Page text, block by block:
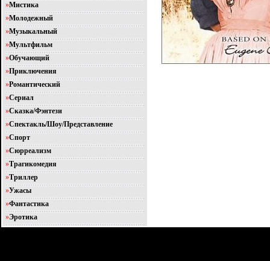
»Мистика
»Молодежный
»Музыкальный
»Мультфильм
»Обучающий
»Приключения
»Романтический
»Сериал
»Сказка/Фэнтези
»Спектакль/Шоу/Представление
»Спорт
»Сюрреализм
»Трагикомедия
»Триллер
»Ужасы
»Фантастика
»Эротика